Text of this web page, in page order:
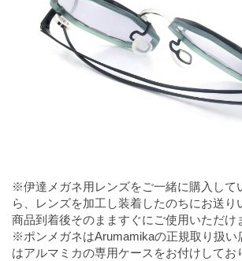
※伊達メガネ用レンズをご一緒に購入して
ら、レンズを加工し装着したのちにお送り
商品到着後そのまますぐにご使用いただけ
※ポンメガネはArumamikaの正規取り扱い
はアルマミカの専用ケースをお付けしてお